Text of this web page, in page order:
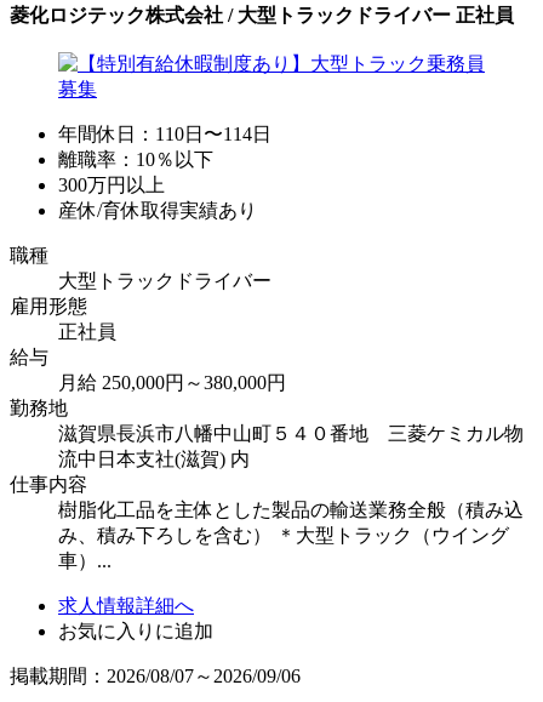
菱化ロジテック株式会社 / 大型トラックドライバー 正社員
年間休日：110日〜114日
離職率：10％以下
300万円以上
産休/育休取得実績あり
職種
大型トラックドライバー
雇用形態
正社員
給与
月給 250,000円～380,000円
勤務地
滋賀県長浜市八幡中山町５４０番地 三菱ケミカル物
流中日本支社(滋賀) 内
仕事内容
樹脂化工品を主体とした製品の輸送業務全般（積み込
み、積み下ろしを含む） ＊大型トラック（ウイング
車）...
求人情報詳細へ
お気に入りに追加
掲載期間：2026/08/07～2026/09/06